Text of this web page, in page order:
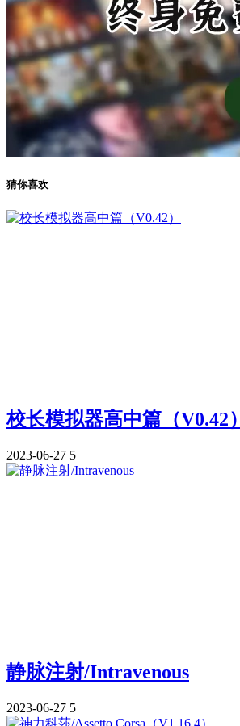
猜你喜欢
校长模拟器高中篇（V0.42）
2023-06-27 5
静脉注射/Intravenous
2023-06-27 5